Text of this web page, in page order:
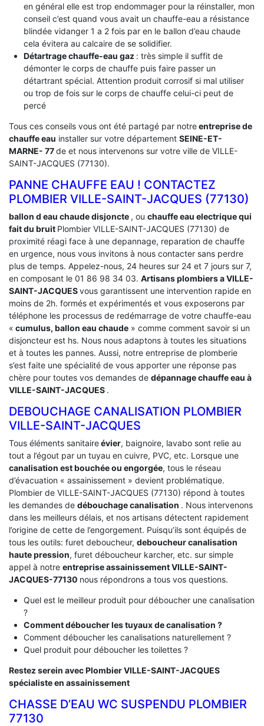
en général elle est trop endommager pour la réinstaller, mon
conseil c’est quand vous avait un chauffe-eau a résistance
blindée vidanger 1 a 2 fois par en le ballon d’eau chaude
cela évitera au calcaire de se solidifier.
Détartrage chauffe-eau gaz : très simple il suffit de
démonter le corps de chauffe puis faire passer un
détartrant spécial. Attention produit corrosif si mal utiliser
ou trop de fois sur le corps de chauffe celui-ci peut de
percé
Tous ces conseils vous ont été partagé par notreentreprise de
chauffe eau installer sur votre département SEINE-ET-
MARNE- 77de et nous intervenons sur votre ville de VILLE-
SAINT-JACQUES (77130).
PANNE CHAUFFE EAU ! CONTACTEZ
PLOMBIER VILLE-SAINT-JACQUES (77130)
ballon d eau chaude disjoncte , ou chauffe eau electrique qui
fait du bruit Plombier VILLE-SAINT-JACQUES (77130) de
proximité réagi face à une depannage, reparation de chauffe
en urgence, nous vous invitons à nous contacter sans perdre
plus de temps. Appelez-nous, 24 heures sur 24 et 7 jours sur 7,
en composant le 01 86 98 34 03. Artisans plombiers a VILLE-
SAINT-JACQUESvous garantissent une intervention rapide en
moins de 2h. formés et expérimentés et vous exposerons par
téléphone les processus de redémarrage de votre chauffe-eau
« cumulus, ballon eau chaude » comme comment savoir si un
disjoncteur est hs. Nous nous adaptons à toutes les situations
et à toutes les pannes. Aussi, notre entreprise de plomberie
s’est faite une spécialité de vous apporter une réponse pas
chère pour toutes vos demandes de dépannage chauffe eau à
VILLE-SAINT-JACQUES .
DEBOUCHAGE CANALISATION PLOMBIER
VILLE-SAINT-JACQUES
Tous éléments sanitaireévier, baignoire, lavabo sont relie au
tout a l’égout par un tuyau en cuivre, PVC, etc. Lorsque une
canalisation est bouchée ou engorgée, tous le réseau
d’évacuation « assainissement » devient problématique.
Plombier de VILLE-SAINT-JACQUES (77130) répond à toutes
les demandes de débouchage canalisation . Nous intervenons
dans les meilleurs délais, et nos artisans détectent rapidement
l’origine de cette de l’engorgement. Puisqu’ils sont équipés de
tous les outils: furet deboucheur, deboucheur canalisation
haute pression, furet déboucheur karcher, etc. sur simple
appel à notre entreprise assainissement VILLE-SAINT-
JACQUES-77130 nous répondrons a tous vos questions.
Quel est le meilleur produit pour déboucher une canalisation
?
Comment déboucher les tuyaux de canalisation ?
Comment déboucher les canalisations naturellement ?
Quel produit pour déboucher les toilettes ?
Restez serein avec Plombier VILLE-SAINT-JACQUES
spécialiste en assainissement
CHASSE D’EAU WC SUSPENDU PLOMBIER
77130